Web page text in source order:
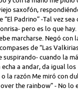
saxofón,
“El Padrino” -Tal vez sea
pero es lo que
marcharse. Negó con
de “Las
cuando la
a andar, da igual los
la razón Me miró con
the rainbow” - No lo